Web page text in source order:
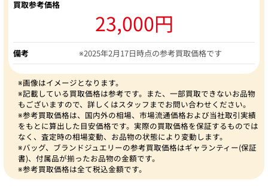
買取参考価格
23,000円
備考 ※2025年2月17日時点の参考買取価格です
※画像はイメージとなります。
※記載している買取価格は参考です。また、一部買取できないお品物
もございますので、詳しくはスタッフまでお問い合わせください。
※参考買取価格は、国内外の相場、市場流通価格および当社取引実績
をもとに算出した目安価格です。実際の買取価格を保証するものでは
なく、査定時の相場変動、お品物の状態により変動します。
※バッグ、ブランドジュエリーの参考買取価格はギャランティー(保証
書)、付属品が揃ったお品物の金額です。
※参考買取価格は全て税込金額です。